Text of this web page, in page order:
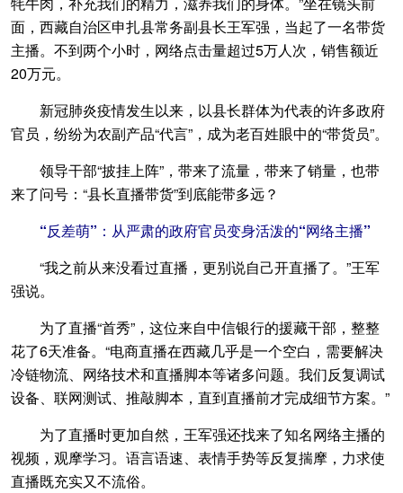
面，西藏自治区申扎县常务副县长王军强，当起了一名带货
主播。不到两个小时，网络点击量超过5万人次，销售额近
20万元。
新冠肺炎疫情发生以来，以县长群体为代表的许多政府
官员，纷纷为农副产品“代言”，成为老百姓眼中的“带货员”。
领导干部“披挂上阵”，带来了流量，带来了销量，也带
来了问号：“县长直播带货”到底能带多远？
“反差萌”：从严肃的政府官员变身活泼的“网络主播”
“我之前从来没看过直播，更别说自己开直播了。”王军
强说。
为了直播“首秀”，这位来自中信银行的援藏干部，整整
花了6天准备。“电商直播在西藏几乎是一个空白，需要解决
冷链物流、网络技术和直播脚本等诸多问题。我们反复调试
设备、联网测试、推敲脚本，直到直播前才完成细节方案。”
为了直播时更加自然，王军强还找来了知名网络主播的
视频，观摩学习。语言语速、表情手势等反复揣摩，力求使
直播既充实又不流俗。